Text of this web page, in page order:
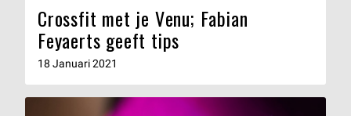
Crossfit met je Venu; Fabian
Feyaerts geeft tips
18 Januari 2021